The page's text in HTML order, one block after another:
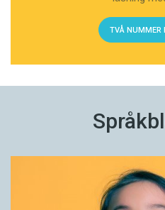
TVÅ NUMMER